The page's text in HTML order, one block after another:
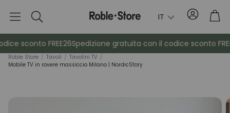
Ricerca IT Conto
sconto FREE26Spedizione gratuita con il codice sconto
Roble Store / Tavoli / Tavolini TV /
Mobile TV in rovere massiccio Milano | NordicStory